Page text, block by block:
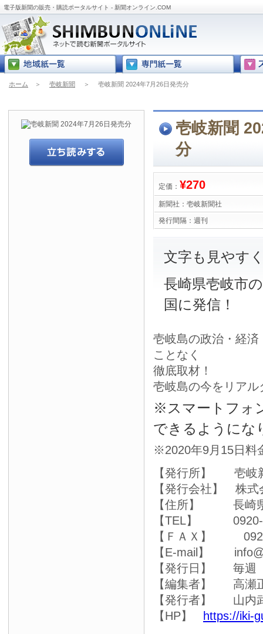
電子版新聞の販売・購読ポータルサイト - 新聞オンライン.COM
ホーム ＞ 壱岐新聞 ＞ 壱岐新聞 2024年7月26日発売分
壱岐新聞
分
定価： ¥270
新聞社： 壱岐新聞社
発行間隔： 週刊
文字も見やす
長崎県壱岐市
国に発信！
壱岐島の政治・経
ことなく
徹底取材！
壱岐島の今をリア
※スマートフォ
できるようにな
※2020年9月15日料
【発行所】 壱岐
【発行会社】 株式
【住所】 長崎県
【TEL】 0920-
【ＦＡＸ】
【E-mail】
【発行日】 毎週
【編集者】 高瀬
【発行者】 山内
【HP】 https://iki-